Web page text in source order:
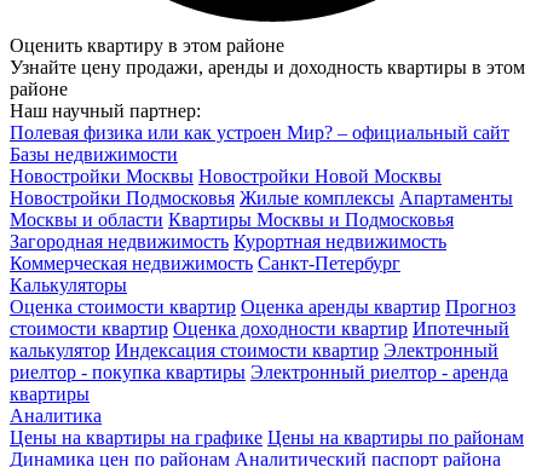
Оценить квартиру в этом районе
Узнайте цену продажи, аренды и доходность квартиры в этом
районе
Наш научный партнер:
Полевая физика или как устроен Мир? – официальный сайт
Базы недвижимости
Новостройки Москвы Новостройки Новой Москвы
Новостройки Подмосковья Жилые комплексы Апартаменты
Москвы и области Квартиры Москвы и Подмосковья
Загородная недвижимость Курортная недвижимость
Коммерческая недвижимость Санкт-Петербург
Калькуляторы
Оценка стоимости квартир Оценка аренды квартир Прогноз
стоимости квартир Оценка доходности квартир Ипотечный
калькулятор Индексация стоимости квартир Электронный
риелтор - покупка квартиры Электронный риелтор - аренда
квартиры
Аналитика
Цены на квартиры на графике Цены на квартиры по районам
Динамика цен по районам Аналитический паспорт района